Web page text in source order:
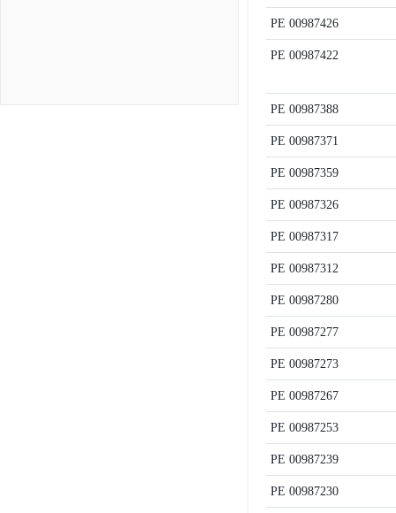
PE 00987426
PE 00987422
PE 00987388
PE 00987371
PE 00987359
PE 00987326
PE 00987317
PE 00987312
PE 00987280
PE 00987277
PE 00987273
PE 00987267
PE 00987253
PE 00987239
PE 00987230